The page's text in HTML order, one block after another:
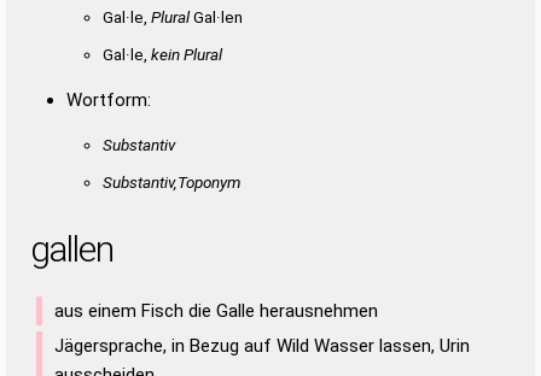
Gal·le, PluralGal·len
Gal·le, kein Plural
Wortform:
Substantiv
Substantiv,Toponym
gallen
aus einem Fisch die Galle herausnehmen
Jägersprache, in Bezug auf Wild Wasser lassen, Urin